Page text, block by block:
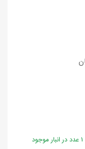
فقط 1 عدد در انبار موجود